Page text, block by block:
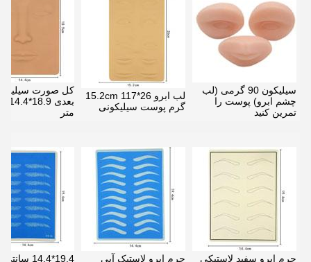
سیلیکون 90 گرمی (لب
چشم ابرو) پوست را
تمرین کنید
لب ابرو 26*15.2cm 117
گرم پوست سیلیکونی
کل صورت
متر
چرم ابرو سفید لاستیکی
چرم ابرو لاستیک آبی
19.4*14.4